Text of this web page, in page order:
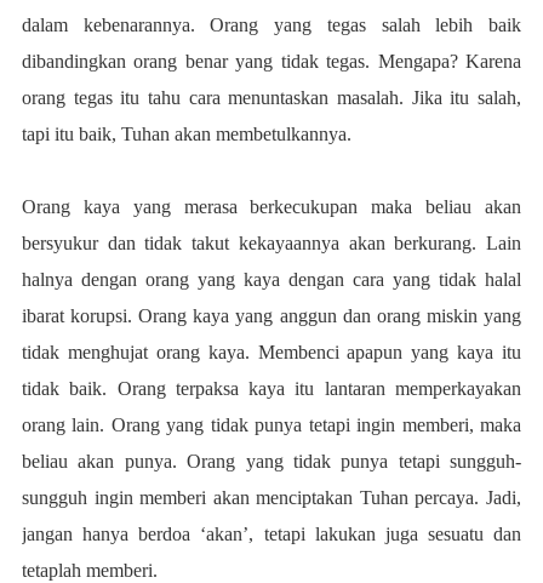
dalam kebenarannya. Orang yang tegas salah lebih baik
dibandingkan orang benar yang tidak tegas. Mengapa? Karena
orang tegas itu tahu cara menuntaskan masalah. Jika itu salah,
tapi itu baik, Tuhan akan membetulkannya.
Orang kaya yang merasa berkecukupan maka beliau akan
bersyukur dan tidak takut kekayaannya akan berkurang. Lain
halnya dengan orang yang kaya dengan cara yang tidak halal
ibarat korupsi. Orang kaya yang anggun dan orang miskin yang
tidak menghujat orang kaya. Membenci apapun yang kaya itu
tidak baik. Orang terpaksa kaya itu lantaran memperkayakan
orang lain. Orang yang tidak punya tetapi ingin memberi, maka
beliau akan punya. Orang yang tidak punya tetapi sungguh-
sungguh ingin memberi akan menciptakan Tuhan percaya. Jadi,
jangan hanya berdoa ‘akan’, tetapi lakukan juga sesuatu dan
tetaplah memberi.